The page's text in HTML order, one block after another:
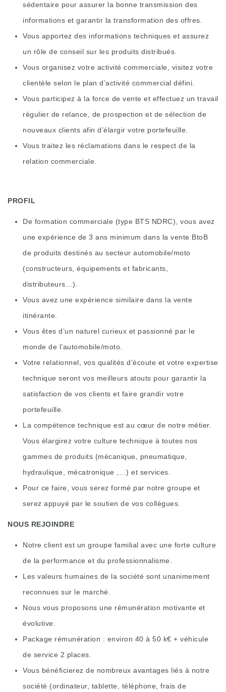
sédentaire pour assurer la bonne transmission des
informations et garantir la transformation des offres.
Vous apportez des informations techniques et assurez
un rôle de conseil sur les produits distribués.
Vous organisez votre activité commerciale, visitez votre
clientèle selon le plan d’activité commercial défini.
Vous participez à la force de vente et effectuez un travail
régulier de relance, de prospection et de sélection de
nouveaux clients afin d’élargir votre portefeuille.
Vous traitez les réclamations dans le respect de la
relation commerciale.
PROFIL
De formation commerciale (type BTS NDRC), vous avez
une expérience de 3 ans minimum dans la vente BtoB
de produits destinés au secteur automobile/moto
(constructeurs, équipements et fabricants,
distributeurs…).
Vous avez une expérience similaire dans la vente
itinérante.
Vous êtes d’un naturel curieux et passionné par le
monde de l’automobile/moto.
Votre relationnel, vos qualités d’écoute et votre expertise
technique seront vos meilleurs atouts pour garantir la
satisfaction de vos clients et faire grandir votre
portefeuille.
La compétence technique est au cœur de notre métier.
Vous élargirez votre culture technique à toutes nos
gammes de produits (mécanique, pneumatique,
hydraulique, mécatronique ,…) et services.
Pour ce faire, vous serez formé par notre groupe et
serez appuyé par le soutien de vos collègues.
NOUS REJOINDRE
Notre client est un groupe familial avec une forte culture
de la performance et du professionnalisme.
Les valeurs humaines de la société sont unanimement
reconnues sur le marché.
Nous vous proposons une rémunération motivante et
évolutive.
Package rémunération : environ 40 à 50 k€ + véhicule
de service 2 places.
Vous bénéficierez de nombreux avantages liés à notre
société (ordinateur, tablette, téléphone, frais de